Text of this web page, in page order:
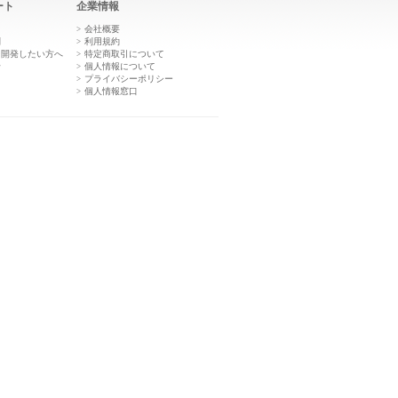
ト
発したい方へ
企業情報
会社概要
利用規約
特定商取引について
個人情報について
プライバシーポリシー
個人情報窓口